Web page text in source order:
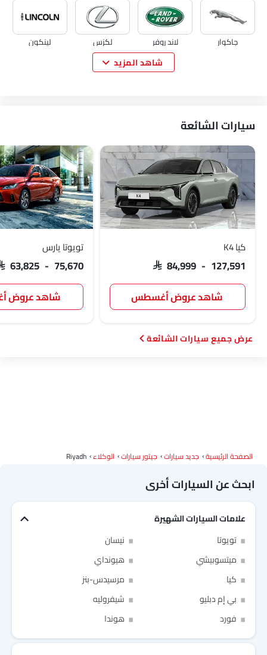
جاكوار لاند روفر لكزس لينكون
جينيسيس أبارث بورجوارد هافال
VGV لوسيد بي واي دي تانك
GWM سوإست أومودا
سكاي ويل بترومين فوتون
دودج كاديلاك أستون مارتن
رام بوغاتي
فورثينج هونشي
بايك لينك اند كو
شاهد المزيد
سيارات الشائعة
كيا K4
SAR 84,999 - 127,591
شاهد عروض أغسطس
تويوتا يارس
63,825 - 75,670
شاهد عروض
سيارات الشائعة
الصفحة الرئيسية جديد سيارات جيتور سيارات الوكلاء Riyadh
ابحث عن السيارات أخرى
علامات السيارات الشهيرة
تويوتا
نيسان
ميتسوبيشي
هيونداي
كيا
مرسيدس-بنز
بي إم دبليو
شيفروليه
فورد
هوندا
I have read and agree to theشروط الاستخدامand سياسة الخصوصيةof Cardekho
Link Your Google Account
Link Your Facebook Account